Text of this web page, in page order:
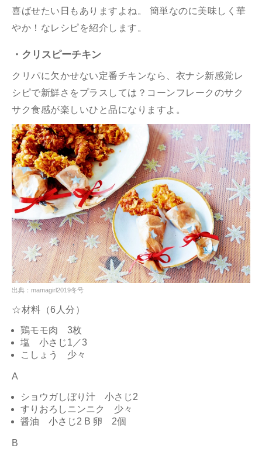
喜ばせたい日もありますよね。 簡単なのに美味しく華
やか！なレシピを紹介します。
・クリスピーチキン
クリパに欠かせない定番チキンなら、衣ナシ新感覚レ
シピで新鮮さをプラスしては？コーンフレークのサク
サク食感が楽しいひと品になりますよ。
出典：mamagirl2019冬号
☆材料（6人分）
鶏モモ肉 3枚
塩 小さじ1／3
こしょう 少々
A
ショウガしぼり汁 小さじ2
すりおろしニンニク 少々
醤油 小さじ2 B 卵 2個
B